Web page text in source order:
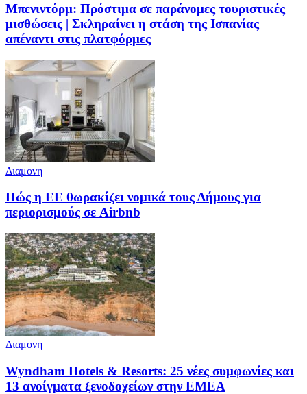
Μπενιντόρμ: Πρόστιμα σε παράνομες τουριστικές
μισθώσεις | Σκληραίνει η στάση της Ισπανίας
απέναντι στις πλατφόρμες
Διαμονη
Πώς η ΕΕ θωρακίζει νομικά τους Δήμους για
περιορισμούς σε Airbnb
Διαμονη
Wyndham Hotels & Resorts: 25 νέες συμφωνίες και
13 ανοίγματα ξενοδοχείων στην EMEΑ